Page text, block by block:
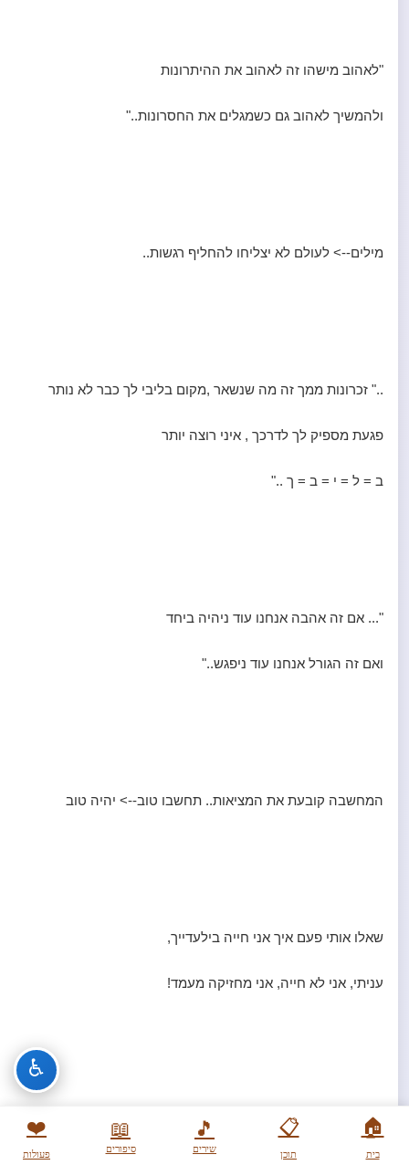
🏠
בית
📋
תוכן
🎵
שירים
📖
סיפורים
❤️
פעולות
"לאהוב מישהו זה לאהוב את ההיתרונות
ולהמשיך לאהוב גם כשמגלים את החסרונות.."
מילים--> לעולם לא יצליחו להחליף רגשות..
.." זכרונות ממך זה מה שנשאר ,מקום בליבי לך כבר לא נותר
פגעת מספיק לך לדרכך , איני רוצה יותר
ב = ל = י = ב = ך .."
"... אם זה אהבה אנחנו עוד ניהיה ביחד
ואם זה הגורל אנחנו עוד ניפגש.."
המחשבה קובעת את המציאות.. תחשבו טוב--> יהיה טוב
שאלו אותי פעם איך אני חייה בילעדייך,
עניתי, אני לא חייה, אני מחזיקה מעמד!
פרידות - תמיד יכאבו.
♿